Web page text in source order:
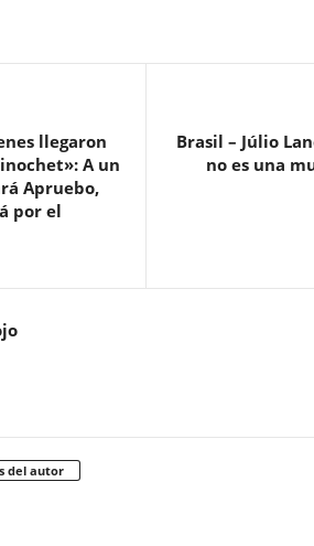
llegaron
A un
Apruebo,
por el
Brasil – Júlio
no es una
del autor